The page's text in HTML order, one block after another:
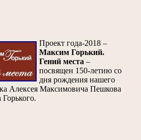
Проект года-2018 –
Максим Горький.
Гений места –
посвящен 150-летию со
дня рождения нашего
Алексея Максимовича Пешкова